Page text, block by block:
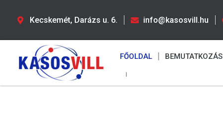
Kecskemét, Darázs u. 6. info@kasosvill.hu
FŐOLDAL BEMUTATKOZÁS